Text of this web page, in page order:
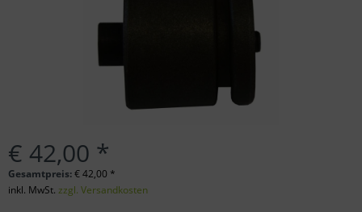
€ 42,00 *
Gesamtpreis:€42,00 *
inkl. MwSt. zzgl. Versandkosten